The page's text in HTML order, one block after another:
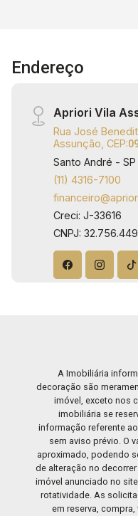
Endereço
Apriori Vila
Rua José
Assunção, CEP:
Santo André - SP
(11) 4316-7100
Creci: J-33616
CNPJ:
A Imobiliária
decoração são
imóvel, exceto nos
imobiliária se
informação referente
sem aviso prévio. O
aproximado, podendo
de alteração no
imóvel anunciado no
rotatividade. As
em reserva,